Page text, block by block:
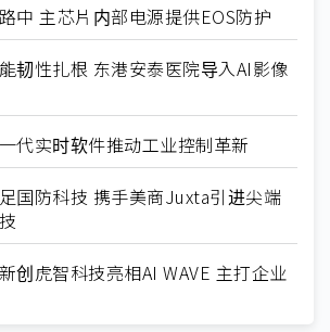
中 主芯片内部电源提供EOS防护
韧性扎根 东港安泰医院导入AI影像
代实时软件推动工业控制革新
国防科技 携手美商Juxta引进尖端
创虎智科技亮相AI WAVE 主打企业